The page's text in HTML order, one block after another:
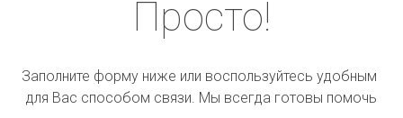
Просто!
Заполните форму ниже или воспользуйтесь удобным
для Вас способом связи. Мы всегда готовы помочь